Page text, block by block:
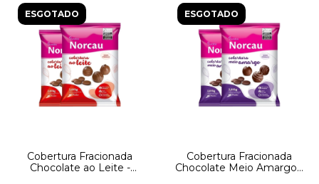
ESGOTADO
Cobertura Fracionada
Chocolate ao Leite -
ESGOTADO
Cobertura Fracionada
Chocolate Meio Amargo -